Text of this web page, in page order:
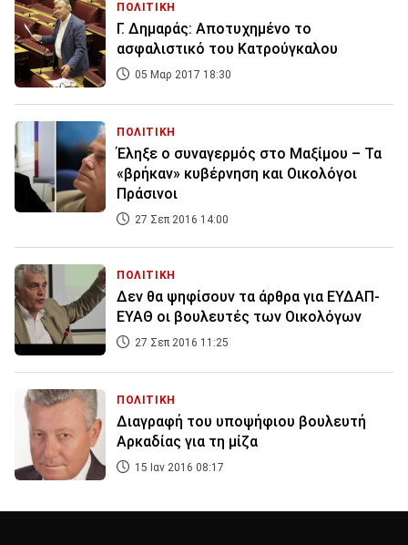
ΠΟΛΙΤΙΚΗ
Γ. Δημαράς: Αποτυχημένο το
ασφαλιστικό του Κατρούγκαλου
05 Μαρ 2017 18:30
ΠΟΛΙΤΙΚΗ
Έληξε ο συναγερμός στο Μαξίμου – Τα
«βρήκαν» κυβέρνηση και Οικολόγοι
Πράσινοι
27 Σεπ 2016 14:00
ΠΟΛΙΤΙΚΗ
Δεν θα ψηφίσουν τα άρθρα για ΕΥΔΑΠ-
ΕΥΑΘ οι βουλευτές των Οικολόγων
27 Σεπ 2016 11:25
ΠΟΛΙΤΙΚΗ
Διαγραφή του υποψήφιου βουλευτή
Αρκαδίας για τη μίζα
15 Ιαν 2016 08:17